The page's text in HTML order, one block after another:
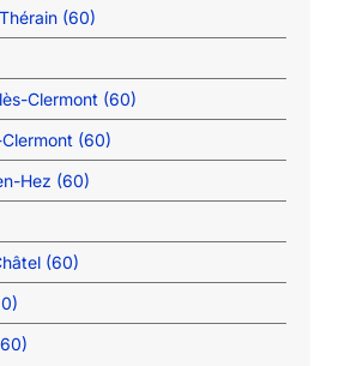
(60)
Clermont (60)
(60)
Hez (60)
(60)